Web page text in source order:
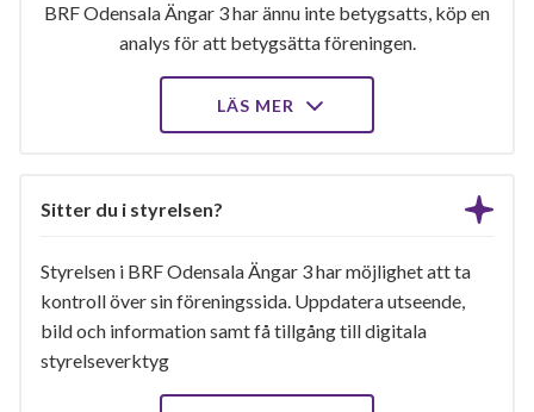
BRF Odensala Ängar 3 har ännu inte betygsatts, köp en
analys för att betygsätta föreningen.
LÄS MER
Sitter du i styrelsen?
Styrelsen i BRF Odensala Ängar 3 har möjlighet att ta
kontroll över sin föreningssida. Uppdatera utseende,
bild och information samt få tillgång till digitala
styrelseverktyg